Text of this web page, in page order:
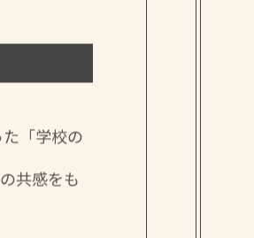
「学校の
共感をも